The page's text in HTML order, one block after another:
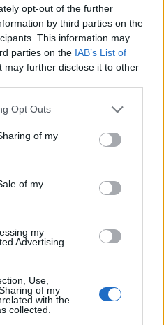
opt-out of the further
by third parties on the
This information may
parties on the IAB’s List of
may further disclose it to other
Opt Outs
of my
of my
my
Advertising.
Use,
of my
with the
collected.
due serate
nel cuore di